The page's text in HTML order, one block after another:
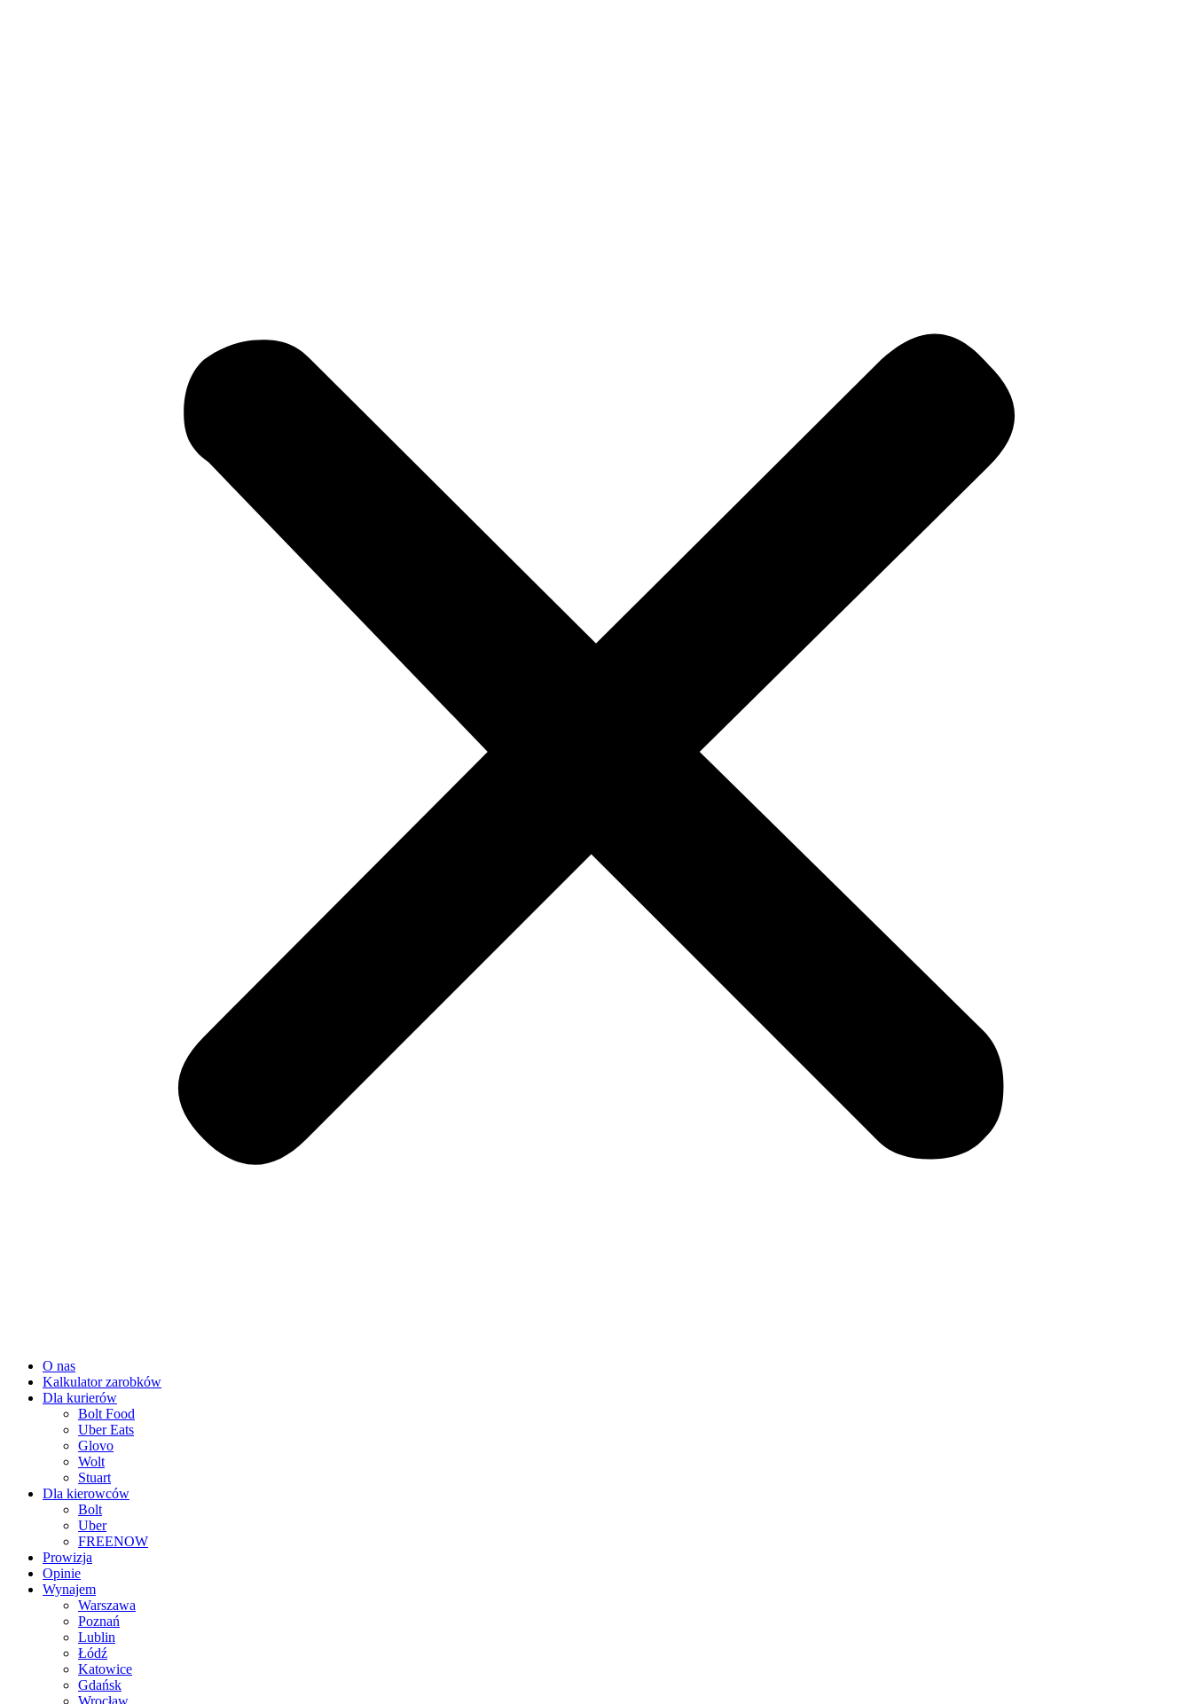
O nas
Kalkulator zarobków
Dla kurierów
Bolt Food
Uber Eats
Glovo
Wolt
Stuart
Dla kierowców
Bolt
Uber
FREENOW
Prowizja
Opinie
Wynajem
Warszawa
Poznań
Lublin
Łódź
Katowice
Gdańsk
Wrocław